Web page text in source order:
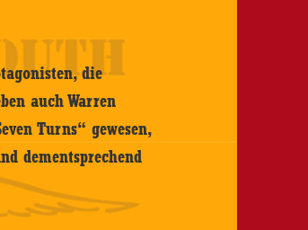
die
auch Warren
Turns“ gewesen,
dementsprechend